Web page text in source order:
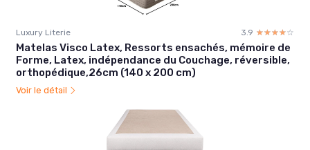
Luxury Literie 3.9 ☆☆☆☆☆
★★★★★
Matelas Visco Latex, Ressorts ensachés, mémoire de
Forme, Latex, indépendance du Couchage, réversible,
orthopédique,26cm (140 x 200 cm)
Voir le détail